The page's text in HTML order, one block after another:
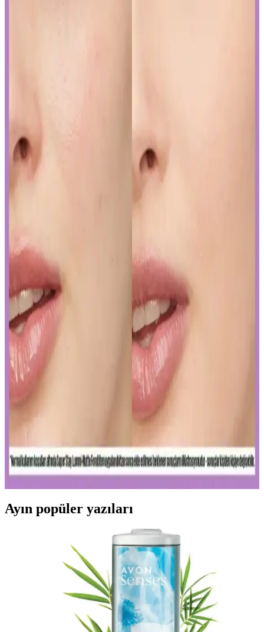
Yapay Zeka ile Kozmetik Sektöründe Yenilikler ve
Sunduğu Faydalar
deneyimine kadar birçok alanda devrim yaratıyor. Sürdürülebilirlik
Seçimi ve Uygulama Yöntemleri
Gözaltı kapatıcısı seçimi ve uygulama teknikleriyle doğal görünüm
yakalamak için hafif ürünler ve doğru uygulama yöntemleri
önemlidir. İnce katmanlar ve uygun tonlar ile göz altlarınızda doğal
parlaklık sağlayabilirsiniz.
Ağız Bakımı ve Hijyenin Temel Unsurları: Günlük
Diş Temizliği ve Koruyucu Ürünler
Diş macunu ve diş fırçası, ağız hijyeninin temel taşlarıdır. Florür
içeren ürünler dişleri güçlendirir, düzenli kullanım sağlıklı gülüşler
sağlar.
Uzun Süre Kalıcı ve Doğal Mat Fondötenler:
Günlük Kullanım İçin En İyi Seçenekler ve İpuçları
dayanıklı formülleriyle gün boyu tazelik sağlar. Cilt tipine uygun
seçenekler ve doğru uygulama ipuçlarıyla makyajınızı
mükemmelleştirin.
Ayın popüler yazıları